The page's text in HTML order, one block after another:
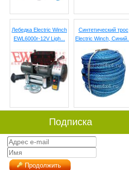
Лебедка Electric Winch
EWL6000r-12V Ligh...
Синтетический трос
Electric Winch, Cиний...
Подписка
Продолжить